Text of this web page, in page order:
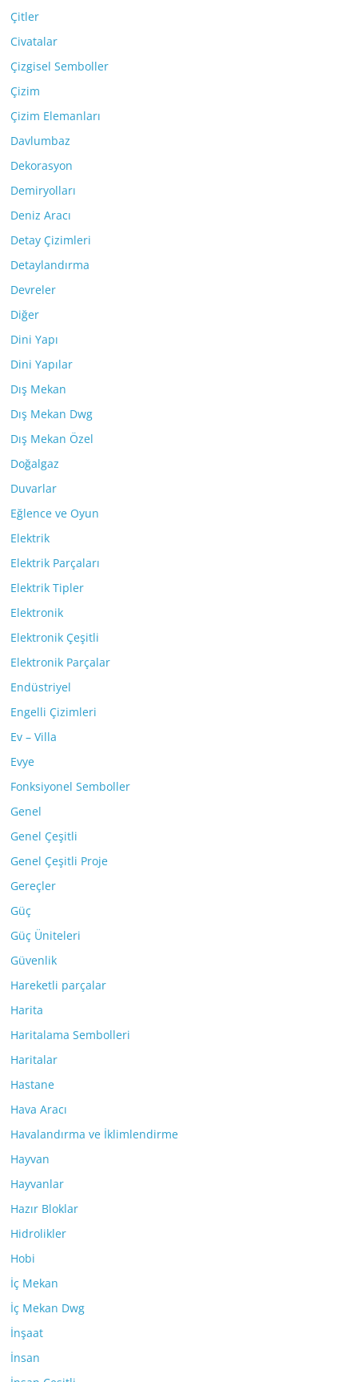
Çitler
Civatalar
Çizgisel Semboller
Çizim
Çizim Elemanları
Davlumbaz
Dekorasyon
Demiryolları
Deniz Aracı
Detay Çizimleri
Detaylandırma
Devreler
Diğer
Dini Yapı
Dini Yapılar
Dış Mekan
Dış Mekan Dwg
Dış Mekan Özel
Doğalgaz
Duvarlar
Eğlence ve Oyun
Elektrik
Elektrik Parçaları
Elektrik Tipler
Elektronik
Elektronik Çeşitli
Elektronik Parçalar
Endüstriyel
Engelli Çizimleri
Ev – Villa
Evye
Fonksiyonel Semboller
Genel
Genel Çeşitli
Genel Çeşitli Proje
Gereçler
Güç
Güç Üniteleri
Güvenlik
Hareketli parçalar
Harita
Haritalama Sembolleri
Haritalar
Hastane
Hava Aracı
Havalandırma ve İklimlendirme
Hayvan
Hayvanlar
Hazır Bloklar
Hidrolikler
Hobi
İç Mekan
İç Mekan Dwg
İnşaat
İnsan